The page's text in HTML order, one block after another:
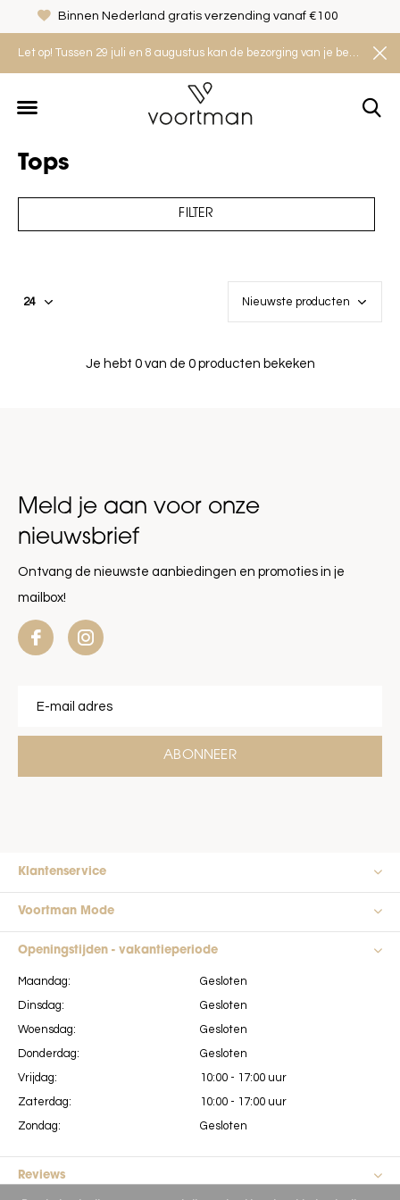
Let op! Tussen 29 juli en 8 augustus kan de bezorging van je bestelling iets langer duren. Houd rekening met een levertijd van 2 tot 4 werkdagen.
Binnen Nederland gratis verzending vanaf €100
Tops
FILTER
Je hebt 0 van de 0 producten bekeken
Meld je aan voor onze
nieuwsbrief
Ontvang de nieuwste aanbiedingen en promoties in je
mailbox!
ABONNEER
Klantenservice
Voortman Mode
Openingstijden - vakantieperiode
Maandag:
Dinsdag:
Woensdag:
Donderdag:
Vrijdag:
Zaterdag:
Zondag:
Gesloten
Gesloten
Gesloten
Gesloten
10:00 - 17:00 uur
10:00 - 17:00 uur
Gesloten
Reviews